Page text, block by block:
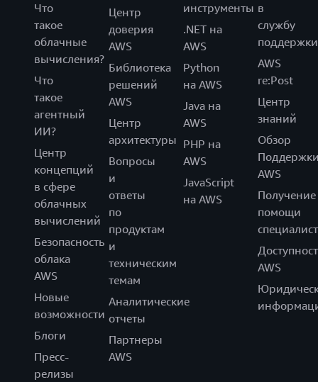
Что
такое
облачные
вычисления?
Что
такое
агентный
ИИ?
Центр
концепций
в сфере
облачных
вычислений
Безопасность
облака
AWS
Новые
возможности
Блоги
Пресс-
релизы
Центр
доверия
AWS
Библиотека
решений
AWS
Центр
архитектуры
Вопросы
и
ответы
по
продуктам
и
техническим
темам
Аналитические
отчеты
Партнеры
AWS
инструменты
.NET на
AWS
Python
на AWS
Java на
AWS
PHP на
AWS
JavaScript
на AWS
в
службу
поддержки
AWS
re:Post
Центр
знаний
Обзор
AWS
Получение
помощи
AWS